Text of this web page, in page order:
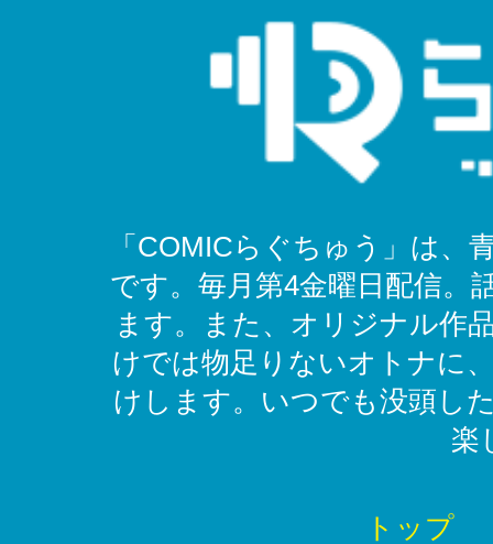
「COMICらぐちゅう」は
です。毎月第4金曜日配信。
ます。また、オリジナル作
けでは物足りないオトナに
けします。いつでも没頭し
楽
トップ